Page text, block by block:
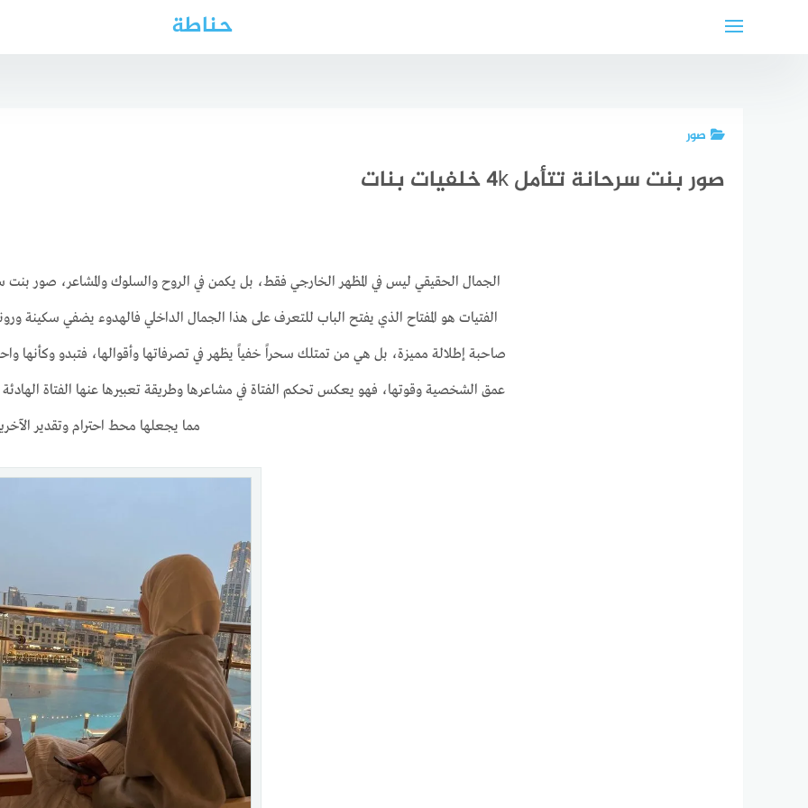
حناطة
صور
صور بنت سرحانة تتأمل 4k خلفيات بنات
الجمال الحقيقي ليس في المظهر الخارجي فقط، بل يكمن في الروح والسلوك والمشاعر، صور بنت
الفتيات هو المفتاح الذي يفتح الباب للتعرف على هذا الجمال الداخلي فالهدوء يضفي سكينة
صاحبة إطلالة مميزة، بل هي من تمتلك سحراً خفياً يظهر في تصرفاتها وأقوالها، فتبدو
عمق الشخصية وقوتها، فهو يعكس تحكم الفتاة في مشاعرها وطريقة تعبيرها عنها الفتاة
مما يجعلها محط احترام وتقدير